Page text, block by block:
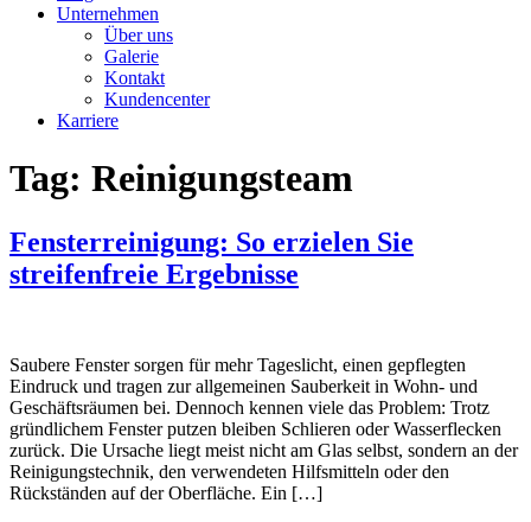
Unternehmen
Über uns
Galerie
Kontakt
Kundencenter
Karriere
Tag: Reinigungsteam
Fensterreinigung: So erzielen Sie
streifenfreie Ergebnisse
Saubere Fenster sorgen für mehr Tageslicht, einen gepflegten
Eindruck und tragen zur allgemeinen Sauberkeit in Wohn- und
Geschäftsräumen bei. Dennoch kennen viele das Problem: Trotz
gründlichem Fenster putzen bleiben Schlieren oder Wasserflecken
zurück. Die Ursache liegt meist nicht am Glas selbst, sondern an der
Reinigungstechnik, den verwendeten Hilfsmitteln oder den
Rückständen auf der Oberfläche. Ein […]